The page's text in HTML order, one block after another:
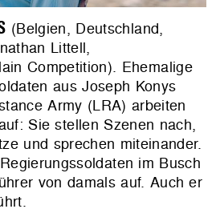
(Belgien, Deutschland,
Littell,
Competition). Ehemalige
aus Joseph Konys
Army (LRA) arbeiten
Sie stellen Szenen nach,
und sprechen miteinander.
im Busch
von damals auf. Auch er